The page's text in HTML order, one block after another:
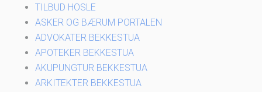
TILBUD HOSLE
ASKER OG BÆRUM PORTALEN
ADVOKATER BEKKESTUA
APOTEKER BEKKESTUA
AKUPUNGTUR BEKKESTUA
ARKITEKTER BEKKESTUA